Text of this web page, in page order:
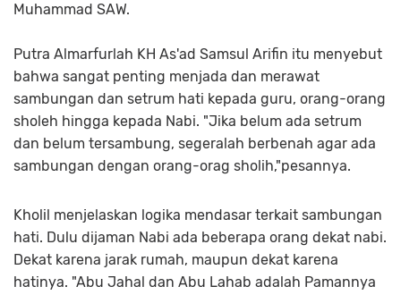
Muhammad SAW.
Putra Almarfurlah KH As'ad Samsul Arifin itu menyebut
bahwa sangat penting menjada dan merawat
sambungan dan setrum hati kepada guru, orang-orang
sholeh hingga kepada Nabi. "Jika belum ada setrum
dan belum tersambung, segeralah berbenah agar ada
sambungan dengan orang-orag sholih,"pesannya.
Kholil menjelaskan logika mendasar terkait sambungan
hati. Dulu dijaman Nabi ada beberapa orang dekat nabi.
Dekat karena jarak rumah, maupun dekat karena
hatinya. "Abu Jahal dan Abu Lahab adalah Pamannya